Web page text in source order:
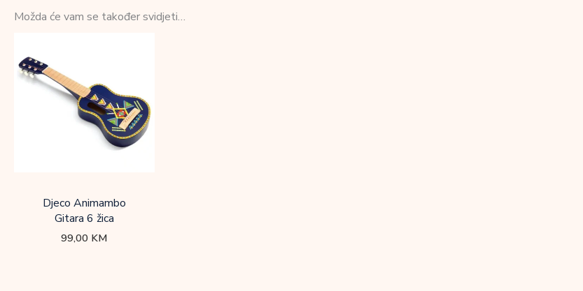
Možda će vam se također svidjeti…
Djeco Animambo
Gitara 6 žica
99,00 KM